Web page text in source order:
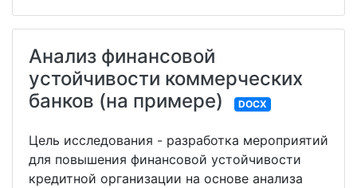
Анализ финансовой
устойчивости коммерческих
банков (на примере)
DOCX
Цель исследования - разработка мероприятий
для повышения финансовой устойчивости
кредитной организации на основе анализа